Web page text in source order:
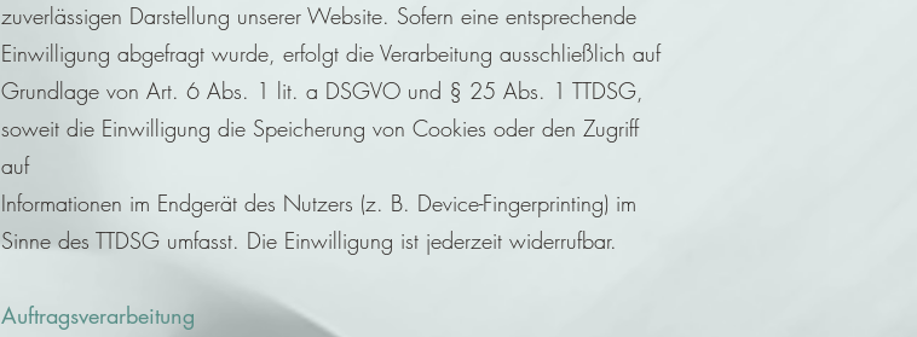
zuverlässigen Darstellung unserer Website. Sofern eine entsprechende
Einwilligung abgefragt wurde, erfolgt die Verarbeitung ausschließlich auf
Grundlage von Art. 6 Abs. 1 lit. a DSGVO und § 25 Abs. 1 TTDSG,
soweit die Einwilligung die Speicherung von Cookies oder den Zugriff
auf
Informationen im Endgerät des Nutzers (z. B. Device-Fingerprinting) im
Sinne des TTDSG umfasst. Die Einwilligung ist jederzeit widerrufbar.
Auftragsverarbeitung